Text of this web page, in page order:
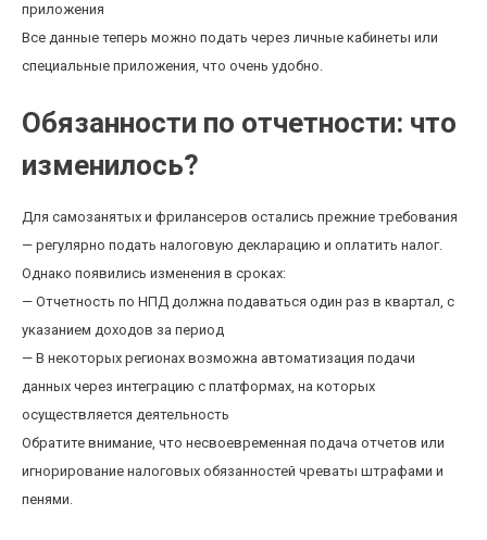
приложения
Все данные теперь можно подать через личные кабинеты или
специальные приложения, что очень удобно.
Обязанности по отчетности: что
изменилось?
Для самозанятых и фрилансеров остались прежние требования
— регулярно подать налоговую декларацию и оплатить налог.
Однако появились изменения в сроках:
— Отчетность по НПД должна подаваться один раз в квартал, с
указанием доходов за период
— В некоторых регионах возможна автоматизация подачи
данных через интеграцию с платформах, на которых
осуществляется деятельность
Обратите внимание, что несвоевременная подача отчетов или
игнорирование налоговых обязанностей чреваты штрафами и
пенями.